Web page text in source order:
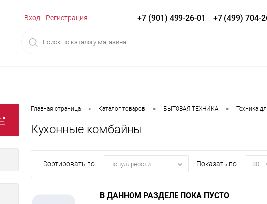
Вход Регистрация +7 (901) 499-26-01 +7 (499) 704-
Главная страница • Каталог товаров • БЫТОВАЯ ТЕХНИКА • Техника
Кухонные комбайны
Сортировать по: популярности Показать по: 30
В ДАННОМ РАЗДЕЛЕ ПОКА ПУСТО